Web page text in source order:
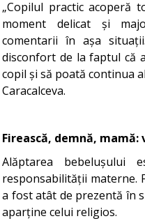
„Copilul practic acoperă
moment delicat și
comentarii în așa
disconfort de la faptul că
copil și să poată continua
Caracalceva.
Firească, demnă, mamă:
Alăptarea
responsabilității materne.
a fost atât de prezentă în
aparține celui religios.